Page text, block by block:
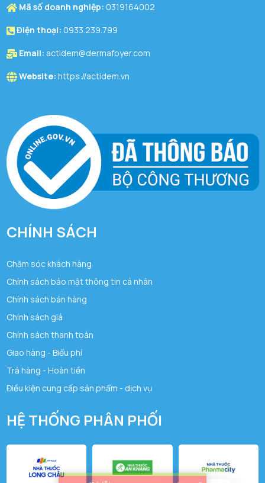
Mã số doanh nghiệp: 0319164002
Điện thoại: 0933.239.799
Email: actidem@dermafoyer.com
Website: https://actidem.vn
CHÍNH SÁCH
Chăm sóc khách hàng
Chính sách bảo mật thông tin cá nhân
Chính sách bán hàng
Chính sách giá
Chính sách thanh toán
Giao hàng - Biểu phí
Trả hàng - Hoàn tiền
Điều kiện cung cấp sản phẩm - dịch vụ
HỆ THỐNG PHÂN PHỐI